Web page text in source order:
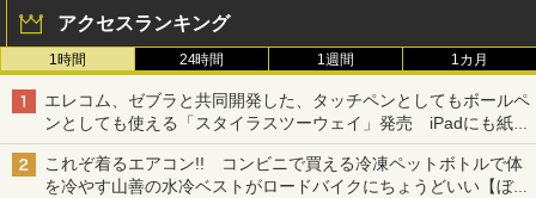
アクセスランキング
1時間 24時間 1週間 1カ月
エレコム、ゼブラと共同開発した、タッチペンとしてもボールペ
ンとしても使える「スタイラスツーウェイ」発売 iPadにも紙に
も、持ち替えずに書き込める
これぞ着るエアコン!! コンビニで買える冷凍ペットボトルで体
を冷やす山善の水冷ベストがロードバイクにちょうどいい【ぼっ